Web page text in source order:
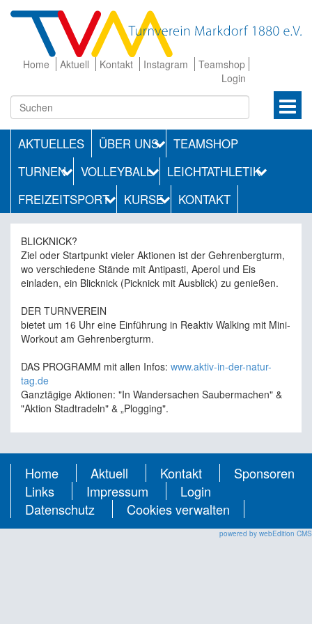
Home Aktuell Kontakt Instagram
Teamshop
Login
AKTUELLES ÜBER UNS
TEAMSHOP
TURNEN
VOLLEYBALL
LEICHTATHLETIK
FREIZEITSPORT
KURSE KONTAKT
BLICKNICK?
Ziel oder Startpunkt vieler Aktionen ist der Gehrenbergturm,
wo verschiedene Stände mit Antipasti, Aperol und Eis
einladen, ein Blicknick (Picknick mit Ausblick) zu genießen.
DER TURNVEREIN
bietet um 16 Uhr eine Einführung in Reaktiv Walking mit Mini-
Workout am Gehrenbergturm.
DAS PROGRAMM mit allen Infos: www.aktiv-in-der-natur-
tag.de
Ganztägige Aktionen: "In Wandersachen Saubermachen" &
"Aktion Stadtradeln" & „Plogging".
Home Aktuell Kontakt
Sponsoren
Links
Impressum
Login
Datenschutz
Cookies verwalten
powered by webEdition CMS